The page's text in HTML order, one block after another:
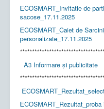
ECOSMART_Invitatie de
sacose_17.11.2025
ECOSMART_Caiet de
personalizate_17.11.2025
A3 Informare și publicitate